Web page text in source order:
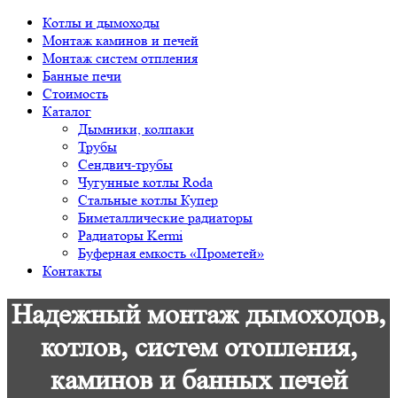
Котлы и дымоходы
Монтаж каминов и печей
Монтаж систем отпления
Банные печи
Стоимость
Каталог
Дымники, колпаки
Трубы
Сендвич-трубы
Чугунные котлы Roda
Стальные котлы Купер
Биметаллические радиаторы
Радиаторы Kermi
Буферная емкость «Прометей»
Контакты
Надежный монтаж дымоходов,
котлов, систем отопления,
каминов и банных печей